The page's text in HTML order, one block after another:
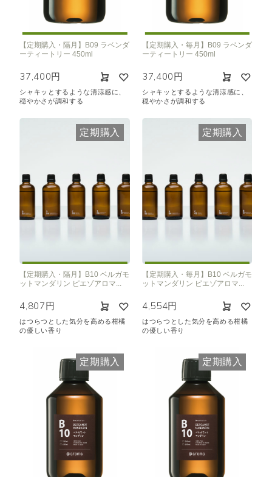
【定期購入・隔月】B09 ラベンダ
ーティートリー 450ml
37,400円
シャキッとするような清涼感に、
穏やかさが調和する
【定期購入・毎月】B09 ラベンダ
ーティートリー 450ml
37,400円
シャキッとするような清涼感に、
穏やかさが調和する
定期購入
【定期購入・隔月】B10 ベルガモ
ットマンダリン ピエゾアロマ...
4,807円
はつらつとした気分を高める柑橘
の優しい香り
定期購入
【定期購入・毎月】B10 ベルガモ
ットマンダリン ピエゾアロマ...
4,554円
はつらつとした気分を高める柑橘
の優しい香り
定期購入 定期購入